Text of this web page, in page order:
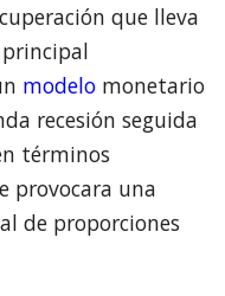
que lleva
modelo monetario
recesión seguida
términos
provocara una
de proporciones